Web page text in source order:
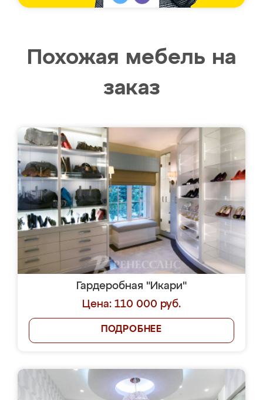
Похожая мебель на
заказ
Гардеробная "Икари"
Цена: 110 000 руб.
ПОДРОБНЕЕ